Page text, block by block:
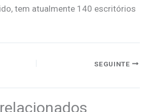
tem atualmente 140 escritórios
SEGUINTE